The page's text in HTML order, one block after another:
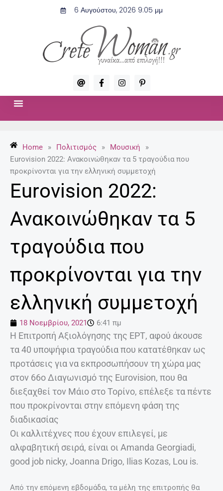
6 Αυγούστου, 2026 9:05 μμ
A
t
F
a
c
f
I
n
s
P
i
n
p
Home » Πολιτισμός » Μουσική
»
Eurovision 2022: Ανακοινώθηκαν τα 5 τραγούδια που
προκρίνονται για την ελληνική συμμετοχή
Eurovision 2022:
Ανακοινώθηκαν τα 5
τραγούδια που
προκρίνονται για την
ελληνική συμμετοχή
18 Νοεμβρίου, 2021 6:41 πμ
Η Επιτροπή Αξιολόγησης της ΕΡΤ, αφού άκουσε
τα 40 υποψήφια τραγούδια που κατατέθηκαν ως
προτάσεις για να εκπροσωπήσουν τη χώρα μας
στον 66ο Διαγωνισμό της Eurovision, που θα
διεξαχθεί τον Μάιο στο Τορίνο, επέλεξε τα πέντε
που προκρίνονται στην επόμενη φάση της
διαδικασίας
Οι καλλιτέχνες που έχουν επιλεγεί, με
αλφαβητική σειρά, είναι οι Amanda Georgiadi,
good job nicky, Joanna Drigo, Ilias Kozas, Lou is.
Από την επόμενη εβδομάδα, τα μέλη της επιτροπής θα